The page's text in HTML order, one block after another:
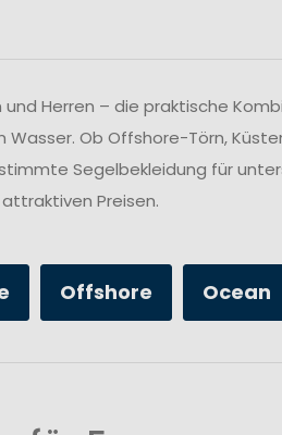
Herren – die praktische
Ob Offshore-Törn,
Segelbekleidung für
Preisen.
Offshore Ocean